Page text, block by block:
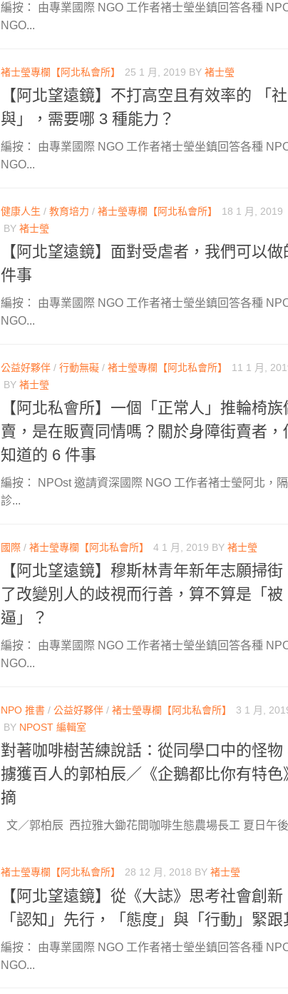
編按： 由專業國際 NGO 工作者褚士瑩坐鎮回答各種
NGO...
褚士瑩專欄【阿北私會所】 25 1 月, 2019 BY 褚士瑩
【阿北望遠鏡】不打高空且有效率的 「
與」，需要哪 3 種能力？
編按： 由專業國際 NGO 工作者褚士瑩坐鎮回答各種
NGO...
健康人生 / 教育培力 / 褚士瑩專欄【阿北私會所】
18 1 月, 2019
BY 褚士瑩
【阿北望遠鏡】面對受虐者，我們可以做
件事
編按： 由專業國際 NGO 工作者褚士瑩坐鎮回答各種
NGO...
公益好夥伴 / 行動無礙 / 褚士瑩專欄【阿北私會所】
11 1 月,
BY 褚士瑩
【阿北私會所】一個「正常人」推輪椅族
賣，是在販賣同情嗎？關於身障街賣者，
知道的 6 件事
編按： NPOst 邀請資深國際 NGO 工作者褚士瑩阿北，
診...
國際 / 褚士瑩專欄【阿北私會所】 4 1 月, 2019 BY 褚士瑩
【阿北望遠鏡】穆斯林青年新年志願掃街
了改變別人的歧視而行善，算不算是「被
逼」？
編按： 由專業國際 NGO 工作者褚士瑩坐鎮回答各種
NGO...
NPO 推書 / 公益好夥伴 / 褚士瑩專欄【阿北私會所】
3 1 月,
BY NPOST 編輯室
對著咖啡樹苦練說話：從同學口中的怪物
擄獲百人的郭柏辰／《企鵝都比你有特色
摘
文／郭柏辰 西拉雅大鋤花間咖啡生態農場長工 夏日午
褚士瑩專欄【阿北私會所】 28 12 月, 2018 BY 褚士瑩
【阿北望遠鏡】從《大誌》思考社會創新
「認知」先行，「態度」與「行動」緊跟
編按： 由專業國際 NGO 工作者褚士瑩坐鎮回答各種
NGO...